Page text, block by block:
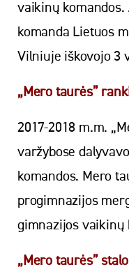
vaikinų
komanda Lietuos
Vilniuje iškovojo 3
„Mero taurės”
2017-2018 m.m.
varžybose
komandos. Mero
progimnazijos
gimnazijos vaikinų
„Mero taurės”